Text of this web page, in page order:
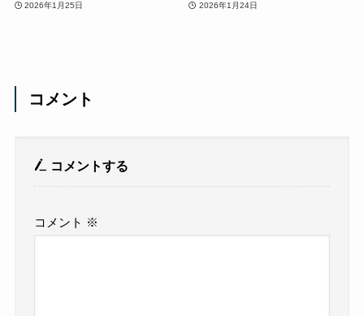
2026年1月25日 2026年1月24日
コメント
コメントする
コメント ※